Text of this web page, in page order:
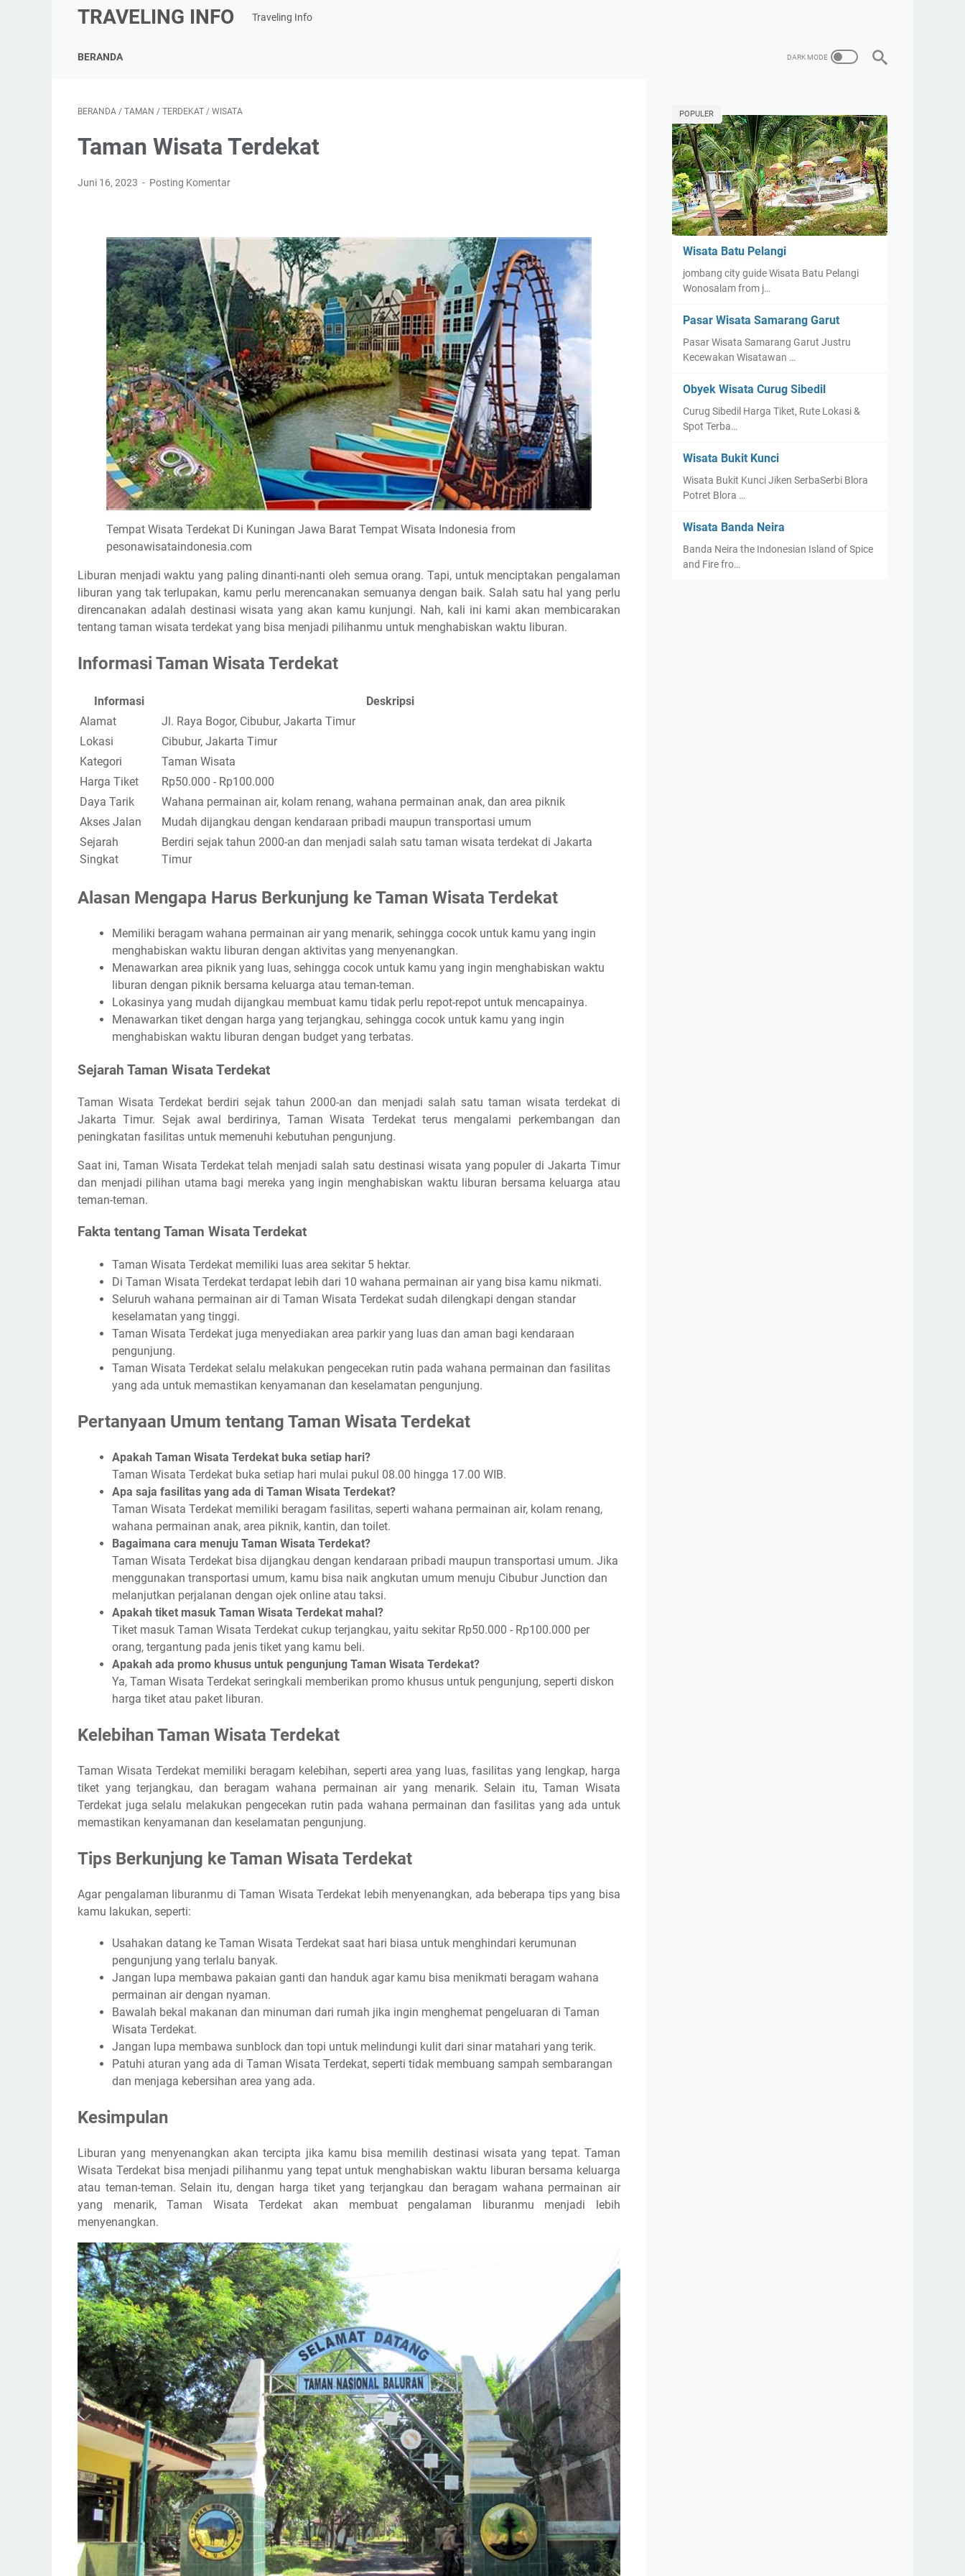
TRAVELING INFO Traveling Info
BERANDA
BERANDA / TAMAN / TERDEKAT / WISATA
Taman Wisata Terdekat
Juni 16, 2023 Posting Komentar
Tempat Wisata Terdekat Di Kuningan Jawa Barat Tempat Wisata Indonesia from
pesonawisataindonesia.com
Liburan menjadi waktu yang paling dinanti-nanti oleh semua orang. Tapi, untuk menciptakan pengalaman
liburan yang tak terlupakan, kamu perlu merencanakan semuanya dengan baik. Salah satu hal yang perlu
direncanakan adalah destinasi wisata yang akan kamu kunjungi. Nah, kali ini kami akan membicarakan
tentang taman wisata terdekat yang bisa menjadi pilihanmu untuk menghabiskan waktu liburan.
Informasi Taman Wisata Terdekat
Informasi
Deskripsi
Alamat
Jl. Raya Bogor, Cibubur, Jakarta Timur
Lokasi
Cibubur, Jakarta Timur
Kategori
Taman Wisata
Harga Tiket
Rp50.000 - Rp100.000
Daya Tarik
Wahana permainan air, kolam renang, wahana permainan anak, dan area piknik
Akses Jalan
Mudah dijangkau dengan kendaraan pribadi maupun transportasi umum
Sejarah
Singkat
Berdiri sejak tahun 2000-an dan menjadi salah satu taman wisata terdekat di Jakarta
Timur
Alasan Mengapa Harus Berkunjung ke Taman Wisata Terdekat
Memiliki beragam wahana permainan air yang menarik, sehingga cocok untuk kamu yang ingin
menghabiskan waktu liburan dengan aktivitas yang menyenangkan.
Menawarkan area piknik yang luas, sehingga cocok untuk kamu yang ingin menghabiskan waktu
liburan dengan piknik bersama keluarga atau teman-teman.
Lokasinya yang mudah dijangkau membuat kamu tidak perlu repot-repot untuk mencapainya.
Menawarkan tiket dengan harga yang terjangkau, sehingga cocok untuk kamu yang ingin
menghabiskan waktu liburan dengan budget yang terbatas.
Sejarah Taman Wisata Terdekat
Taman Wisata Terdekat berdiri sejak tahun 2000-an dan menjadi salah satu taman wisata terdekat di
Jakarta Timur. Sejak awal berdirinya, Taman Wisata Terdekat terus mengalami perkembangan dan
peningkatan fasilitas untuk memenuhi kebutuhan pengunjung.
Saat ini, Taman Wisata Terdekat telah menjadi salah satu destinasi wisata yang populer di Jakarta Timur
dan menjadi pilihan utama bagi mereka yang ingin menghabiskan waktu liburan bersama keluarga atau
teman-teman.
Fakta tentang Taman Wisata Terdekat
Taman Wisata Terdekat memiliki luas area sekitar 5 hektar.
Di Taman Wisata Terdekat terdapat lebih dari 10 wahana permainan air yang bisa kamu nikmati.
Seluruh wahana permainan air di Taman Wisata Terdekat sudah dilengkapi dengan standar
keselamatan yang tinggi.
Taman Wisata Terdekat juga menyediakan area parkir yang luas dan aman bagi kendaraan
pengunjung.
Taman Wisata Terdekat selalu melakukan pengecekan rutin pada wahana permainan dan fasilitas
yang ada untuk memastikan kenyamanan dan keselamatan pengunjung.
Pertanyaan Umum tentang Taman Wisata Terdekat
Apakah Taman Wisata Terdekat buka setiap hari?
Taman Wisata Terdekat buka setiap hari mulai pukul 08.00 hingga 17.00 WIB.
Apa saja fasilitas yang ada di Taman Wisata Terdekat?
Taman Wisata Terdekat memiliki beragam fasilitas, seperti wahana permainan air, kolam renang,
wahana permainan anak, area piknik, kantin, dan toilet.
Bagaimana cara menuju Taman Wisata Terdekat?
Taman Wisata Terdekat bisa dijangkau dengan kendaraan pribadi maupun transportasi umum. Jika
menggunakan transportasi umum, kamu bisa naik angkutan umum menuju Cibubur Junction dan
melanjutkan perjalanan dengan ojek online atau taksi.
Apakah tiket masuk Taman Wisata Terdekat mahal?
Tiket masuk Taman Wisata Terdekat cukup terjangkau, yaitu sekitar Rp50.000 - Rp100.000 per
orang, tergantung pada jenis tiket yang kamu beli.
Apakah ada promo khusus untuk pengunjung Taman Wisata Terdekat?
Ya, Taman Wisata Terdekat seringkali memberikan promo khusus untuk pengunjung, seperti diskon
harga tiket atau paket liburan.
Kelebihan Taman Wisata Terdekat
Taman Wisata Terdekat memiliki beragam kelebihan, seperti area yang luas, fasilitas yang lengkap, harga
tiket yang terjangkau, dan beragam wahana permainan air yang menarik. Selain itu, Taman Wisata
Terdekat juga selalu melakukan pengecekan rutin pada wahana permainan dan fasilitas yang ada untuk
memastikan kenyamanan dan keselamatan pengunjung.
Tips Berkunjung ke Taman Wisata Terdekat
Agar pengalaman liburanmu di Taman Wisata Terdekat lebih menyenangkan, ada beberapa tips yang bisa
kamu lakukan, seperti:
Usahakan datang ke Taman Wisata Terdekat saat hari biasa untuk menghindari kerumunan
pengunjung yang terlalu banyak.
Jangan lupa membawa pakaian ganti dan handuk agar kamu bisa menikmati beragam wahana
permainan air dengan nyaman.
Bawalah bekal makanan dan minuman dari rumah jika ingin menghemat pengeluaran di Taman
Wisata Terdekat.
Jangan lupa membawa sunblock dan topi untuk melindungi kulit dari sinar matahari yang terik.
Patuhi aturan yang ada di Taman Wisata Terdekat, seperti tidak membuang sampah sembarangan
dan menjaga kebersihan area yang ada.
Kesimpulan
Liburan yang menyenangkan akan tercipta jika kamu bisa memilih destinasi wisata yang tepat. Taman
Wisata Terdekat bisa menjadi pilihanmu yang tepat untuk menghabiskan waktu liburan bersama keluarga
atau teman-teman. Selain itu, dengan harga tiket yang terjangkau dan beragam wahana permainan air
yang menarik, Taman Wisata Terdekat akan membuat pengalaman liburanmu menjadi lebih
menyenangkan.
POPULER
Wisata Batu Pelangi
jombang city guide Wisata Batu Pelangi
Wonosalam from j…
Pasar Wisata Samarang Garut
Pasar Wisata Samarang Garut Justru
Kecewakan Wisatawan …
Obyek Wisata Curug Sibedil
Curug Sibedil Harga Tiket, Rute Lokasi &
Spot Terba…
Wisata Bukit Kunci
Wisata Bukit Kunci Jiken SerbaSerbi Blora
Potret Blora …
Wisata Banda Neira
Banda Neira the Indonesian Island of Spice
and Fire fro…